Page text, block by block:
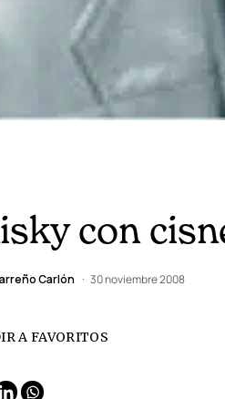
con
Carlón 30 noviembre 2008
A FAVORITOS